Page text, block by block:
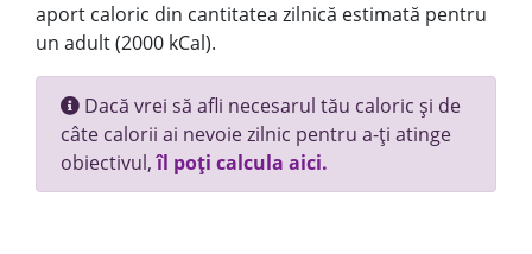
aport caloric din cantitatea zilnică estimată pentru
un adult (2000 kCal).
Dacă vrei să afli necesarul tău caloric și de
câte calorii ai nevoie zilnic pentru a-ți atinge
obiectivul,îl poți calcula aici.